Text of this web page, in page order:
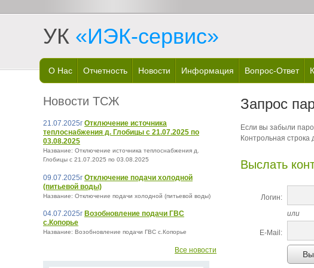
УК «ИЭК-сервис»
О Нас Отчетность Новости Информация Вопрос-Ответ
Новости ТСЖ
21.07.2025г Отключение источника
теплоснабжения д. Глобицы с 21.07.2025 по
03.08.2025
Название: Отключение источника теплоснабжения д.
Глобицы с 21.07.2025 по 03.08.2025
09.07.2025г Отключение подачи холодной
(питьевой воды)
Название: Отключение подачи холодной (питьевой воды)
04.07.2025г Возобновление подачи ГВС
с.Копорье
Название: Возобновление подачи ГВС с.Копорье
Все новости
Запрос
Если вы забыли
Контрольная
Выслать
Логин:
или
E-Mail: